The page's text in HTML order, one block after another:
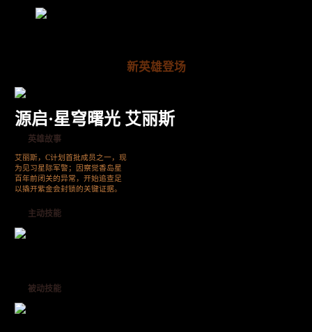
新英雄登场
源启·星穹曙光 艾丽斯
英雄故事
艾丽斯，C计划首批成员之一，现
为见习星际军警；因察觉香岛星
百年前闭关的异常，开始追查足
以撬开紫金会封锁的关键证据。
主动技能
被动技能